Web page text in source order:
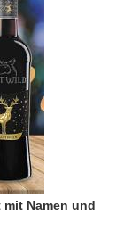
Namen und